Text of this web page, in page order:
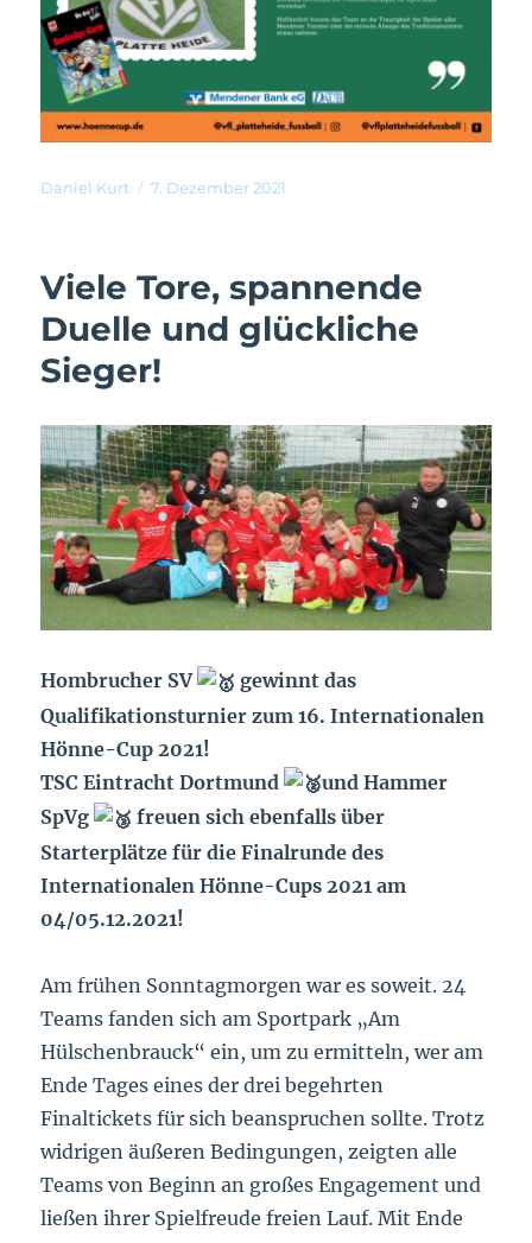
Daniel Kurt 7. Dezember 2021
Viele Tore, spannende
Duelle und glückliche
Sieger!
Hombrucher SV
gewinnt das
Qualifikationsturnier zum 16. Internationalen
Hönne-Cup 2021!
TSC Eintracht Dortmund
und Hammer
SpVg
freuen sich ebenfalls über
Starterplätze für die Finalrunde des
Internationalen Hönne-Cups 2021 am
04/05.12.2021!
Am frühen Sonntagmorgen war es soweit. 24
Teams fanden sich am Sportpark „Am
Hülschenbrauck“ ein, um zu ermitteln, wer am
Ende Tages eines der drei begehrten
Finaltickets für sich beanspruchen sollte. Trotz
widrigen äußeren Bedingungen, zeigten alle
Teams von Beginn an großes Engagement und
ließen ihrer Spielfreude freien Lauf. Mit Ende